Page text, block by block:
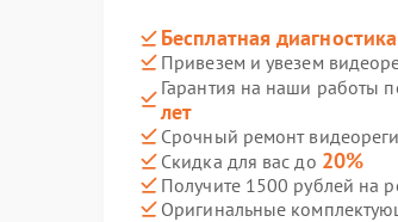
Бесплатная диагностика
Привезем и увезем
Гарантия на наши работы
лет
Срочный ремонт
Скидка для вас до 20%
Получите 1500 рублей на
Оригинальные